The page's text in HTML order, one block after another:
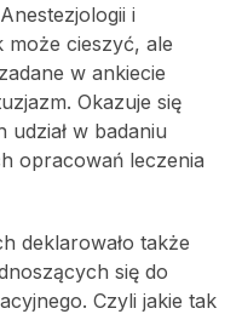
i
może cieszyć, ale
w ankiecie
Okazuje się
w badaniu
opracowań leczenia
deklarowało także
się do
Czyli jakie tak